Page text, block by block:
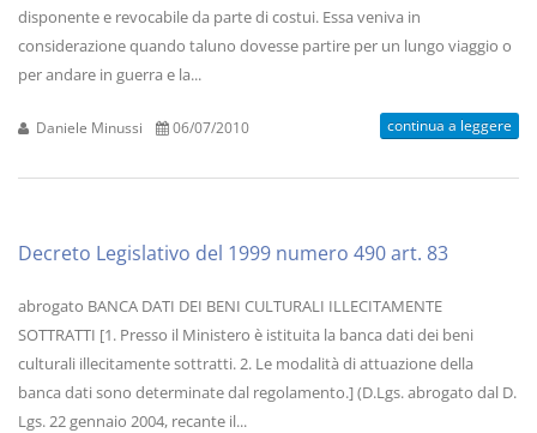
disponente e revocabile da parte di costui. Essa veniva in
considerazione quando taluno dovesse partire per un lungo viaggio o
per andare in guerra e la...
Daniele Minussi 06/07/2010 continua a leggere
Decreto Legislativo del 1999 numero 490 art. 83
abrogato BANCA DATI DEI BENI CULTURALI ILLECITAMENTE
SOTTRATTI [1. Presso il Ministero è istituita la banca dati dei beni
culturali illecitamente sottratti. 2. Le modalità di attuazione della
banca dati sono determinate dal regolamento.] (D.Lgs. abrogato dal D.
Lgs. 22 gennaio 2004, recante il...